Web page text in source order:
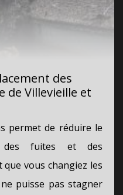
des
de Villevieille et
permet de réduire le
des fuites et des
vous changiez les
puisse pas stagner